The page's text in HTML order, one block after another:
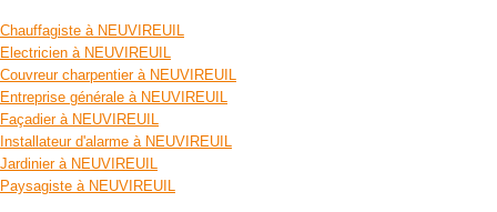
Chauffagiste à NEUVIREUIL
Electricien à NEUVIREUIL
Couvreur charpentier à NEUVIREUIL
Entreprise générale à NEUVIREUIL
Façadier à NEUVIREUIL
Installateur d'alarme à NEUVIREUIL
Jardinier à NEUVIREUIL
Paysagiste à NEUVIREUIL